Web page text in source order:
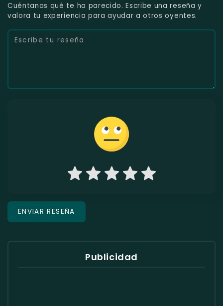
Cuéntanos qué te ha parecido. Escribe una reseña y
valora tu experiencia para ayudar a otros oyentes.
Publicidad